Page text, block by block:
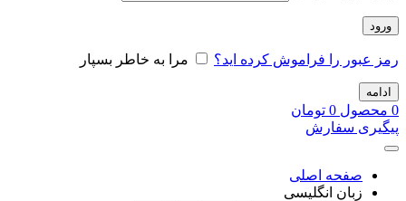
ورود
رمز عبور را فراموش کرده اید؟ مرا به خاطر بسپار
ادامه
0 محصول 0 تومان
پیگیری سفارش
صفحه اصلی
زبان انگلیسی